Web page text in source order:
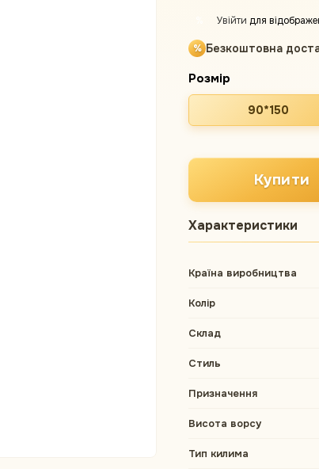
Увійти для
Безкоштовна
Розмір
90*150
Купити
Характеристики
Країна виробництва
Колір
Склад
Стиль
Призначення
Висота ворсу
Тип килима